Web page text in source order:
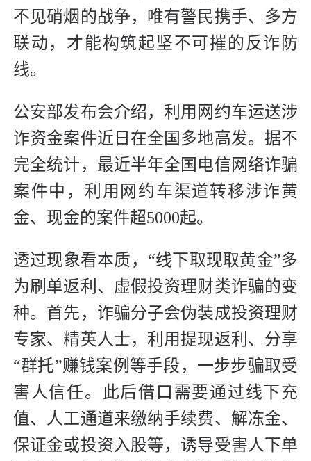
不见硝烟的战争，唯有警民携手、多方
联动，才能构筑起坚不可摧的反诈防
线。
公安部发布会介绍，利用网约车运送涉
诈资金案件近日在全国多地高发。据不
完全统计，最近半年全国电信网络诈骗
案件中，利用网约车渠道转移涉诈黄
金、现金的案件超5000起。
透过现象看本质，“线下取现取黄金”多
为刷单返利、虚假投资理财类诈骗的变
种。首先，诈骗分子会伪装成投资理财
专家、精英人士，利用提现返利、分享
“群托”赚钱案例等手段，一步步骗取受
害人信任。此后借口需要通过线下充
值、人工通道来缴纳手续费、解冻金、
保证金或投资入股等，诱导受害人下单